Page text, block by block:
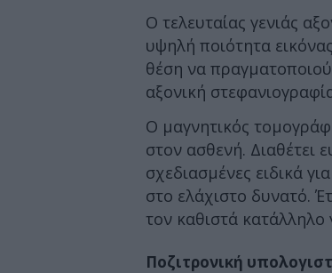
Ο τελευταίας γενιάς
υψηλή ποιότητα
θέση να
αξονική
Ο μαγνητικός
στον ασθενή. Διαθέτει
σχεδιασμένες ειδικά
στο ελάχιστο δυνατό.
τον καθιστά κατάλληλο
Ποζιτρονική